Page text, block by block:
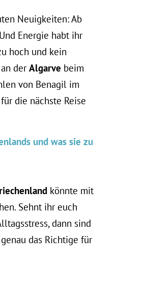
Neuigkeiten: Ab
Energie habt ihr
hoch und kein
an derAlgarve beim
von Benagil im
die nächste Reise
und was sie zu
könnte mit
Sehnt ihr euch
dann sind
das Richtige für